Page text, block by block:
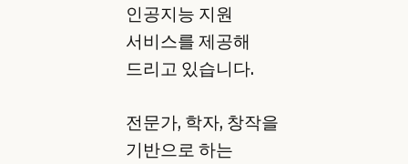
인공지능 지원
서비스를 제공해
드리고 있습니다.
전문가, 학자, 창작을
기반으로 하는